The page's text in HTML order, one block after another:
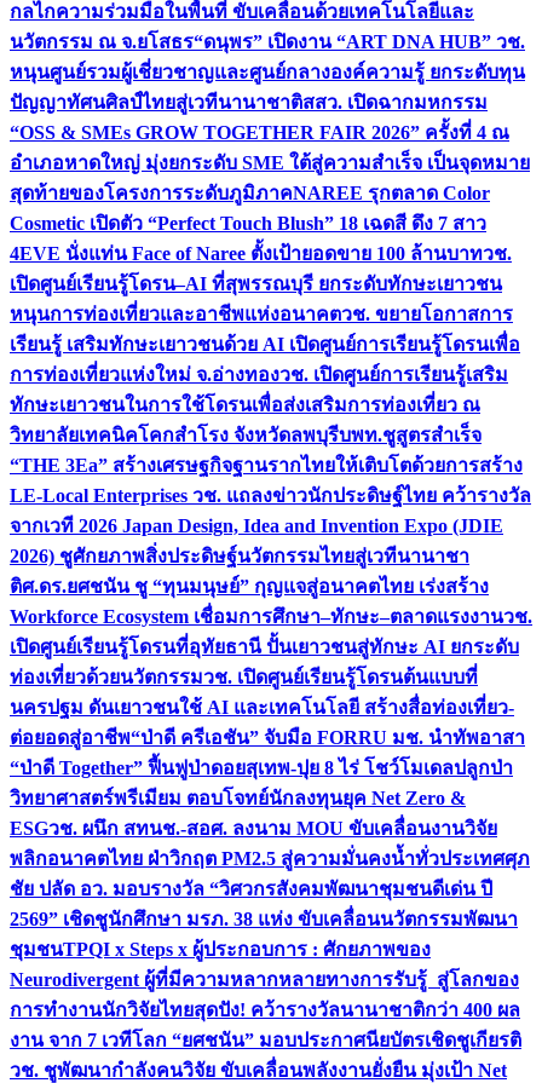
กลไกความร่วมมือในพื้นที่ ขับเคลื่อนด้วยเทคโนโลยีและ
นวัตกรรม ณ จ.ยโสธร“ดนุพร” เปิดงาน “ART DNA HUB” วช.
หนุนศูนย์รวมผู้เชี่ยวชาญและศูนย์กลางองค์ความรู้ ยกระดับทุน
ปัญญาทัศนศิลป์ไทยสู่เวทีนานาชาติสสว. เปิดฉากมหกรรม
“OSS & SMEs GROW TOGETHER FAIR 2026” ครั้งที่ 4 ณ
อำเภอหาดใหญ่ มุ่งยกระดับ SME ใต้สู่ความสำเร็จ เป็นจุดหมาย
สุดท้ายของโครงการระดับภูมิภาคNAREE รุกตลาด Color
Cosmetic เปิดตัว “Perfect Touch Blush” 18 เฉดสี ดึง 7 สาว
4EVE นั่งแท่น Face of Naree ตั้งเป้ายอดขาย 100 ล้านบาทวช.
เปิดศูนย์เรียนรู้โดรน–AI ที่สุพรรณบุรี ยกระดับทักษะเยาวชน
หนุนการท่องเที่ยวและอาชีพแห่งอนาคตวช. ขยายโอกาสการ
เรียนรู้ เสริมทักษะเยาวชนด้วย AI เปิดศูนย์การเรียนรู้โดรนเพื่อ
การท่องเที่ยวแห่งใหม่ จ.อ่างทองวช. เปิดศูนย์การเรียนรู้เสริม
ทักษะเยาวชนในการใช้โดรนเพื่อส่งเสริมการท่องเที่ยว ณ
วิทยาลัยเทคนิคโคกสำโรง จังหวัดลพบุรีบพท.ชูสูตรสำเร็จ
“THE 3Ea” สร้างเศรษฐกิจฐานรากไทยให้เติบโตด้วยการสร้าง
LE-Local Enterprises วช. แถลงข่าวนักประดิษฐ์ไทย คว้ารางวัล
จากเวที 2026 Japan Design, Idea and Invention Expo (JDIE
2026) ชูศักยภาพสิ่งประดิษฐ์นวัตกรรมไทยสู่เวทีนานาชา
ติศ.ดร.ยศชนัน ชู “ทุนมนุษย์” กุญแจสู่อนาคตไทย เร่งสร้าง
Workforce Ecosystem เชื่อมการศึกษา–ทักษะ–ตลาดแรงงานวช.
เปิดศูนย์เรียนรู้โดรนที่อุทัยธานี ปั้นเยาวชนสู่ทักษะ AI ยกระดับ
ท่องเที่ยวด้วยนวัตกรรมวช. เปิดศูนย์เรียนรู้โดรนต้นแบบที่
นครปฐม ดันเยาวชนใช้ AI และเทคโนโลยี สร้างสื่อท่องเที่ยว-
ต่อยอดสู่อาชีพ“ป่าดี ครีเอชัน” จับมือ FORRU มช. นำทัพอาสา
“ป่าดี Together” ฟื้นฟูป่าดอยสุเทพ-ปุย 8 ไร่ โชว์โมเดลปลูกป่า
วิทยาศาสตร์พรีเมียม ตอบโจทย์นักลงทุนยุค Net Zero &
ESGวช. ผนึก สทนช.-สอศ. ลงนาม MOU ขับเคลื่อนงานวิจัย
พลิกอนาคตไทย ฝ่าวิกฤต PM2.5 สู่ความมั่นคงน้ำทั่วประเทศศุภ
ชัย ปลัด อว. มอบรางวัล “วิศวกรสังคมพัฒนาชุมชนดีเด่น ปี
2569” เชิดชูนักศึกษา มรภ. 38 แห่ง ขับเคลื่อนนวัตกรรมพัฒนา
ชุมชนTPQI x Steps x ผู้ประกอบการ : ศักยภาพของ
Neurodivergent ผู้ที่มีความหลากหลายทางการรับรู้ สู่โลกของ
การทำงานนักวิจัยไทยสุดปัง! คว้ารางวัลนานาชาติกว่า 400 ผล
งาน จาก 7 เวทีโลก “ยศชนัน” มอบประกาศนียบัตรเชิดชูเกียรติ
วช. ชูพัฒนากำลังคนวิจัย ขับเคลื่อนพลังงานยั่งยืน มุ่งเป้า Net